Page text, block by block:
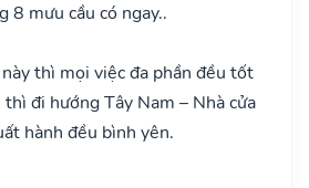
8 mưu cầu có ngay..
thì mọi việc đa phần đều tốt
đi hướng Tây Nam – Nhà cửa
hành đều bình yên.